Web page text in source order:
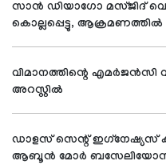
സാന്‍ ഡിയാഗോ മസ്ജിദ്
കൊല്ലപ്പെട്ടു, ആക്രമണത്തില്‍
വിമാനത്തിന്റെ എമര്‍ജന്‍സി
അറസ്റ്റില്‍
ഡാളസ് സെന്റ് ഇഗ്‌നേഷ്യസ്
ആബൂന്‍ മോര്‍ ബസേലിയോസ്